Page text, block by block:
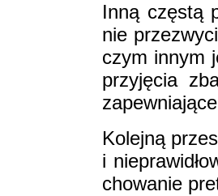
Inną częstą
nie
czym innym
przyjęcia
Kolejną
i
chowanie